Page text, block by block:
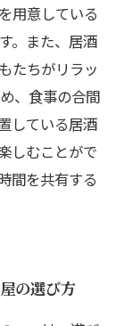
用意している
。また、居酒
たちがリラッ
、食事の合間
している居酒
しむことがで
間を共有する
の選び方